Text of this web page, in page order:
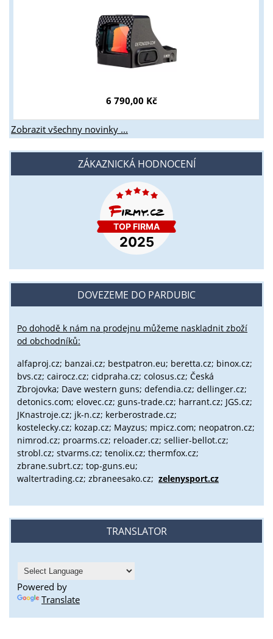
6 790,00 Kč
Zobrazit všechny novinky ...
ZÁKAZNICKÁ HODNOCENÍ
DOVEZEME DO PARDUBIC
Po dohodě k nám na prodejnu můžeme naskladnit zboží
od obchodníků:
alfaproj.cz; banzai.cz; bestpatron.eu; beretta.cz; binox.cz;
bvs.cz; cairocz.cz; cidpraha.cz; colosus.cz; Česká
Zbrojovka; Dave western guns; defendia.cz; dellinger.cz;
detonics.com; elovec.cz; guns-trade.cz; harrant.cz; JGS.cz;
JKnastroje.cz; jk-n.cz; kerberostrade.cz;
kostelecky.cz; kozap.cz; Mayzus; mpicz.com; neopatron.cz;
nimrod.cz; proarms.cz; reloader.cz; sellier-bellot.cz;
strobl.cz; stvarms.cz; tenolix.cz; thermfox.cz;
zbrane.subrt.cz; top-guns.eu;
waltertrading.cz; zbraneesako.cz; zelenysport.cz
TRANSLATOR
Powered by
Translate